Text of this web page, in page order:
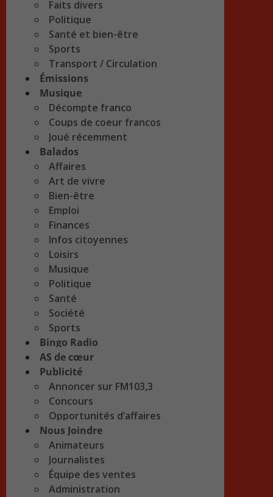
Faits divers
Politique
Santé et bien-être
Sports
Transport / Circulation
Émissions
Musique
Décompte franco
Coups de coeur francos
Joué récemment
Balados
Affaires
Art de vivre
Bien-être
Emploi
Finances
Infos citoyennes
Loisirs
Musique
Politique
Santé
Société
Sports
Bingo Radio
AS de cœur
Publicité
Annoncer sur FM103,3
Concours
Opportunités d’affaires
Nous Joindre
Animateurs
Journalistes
Équipe des ventes
Administration